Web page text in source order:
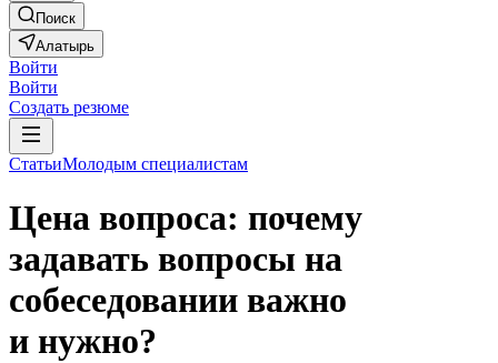
Поиск
Алатырь
Войти
Войти
Создать резюме
СтатьиМолодым специалистам
Цена вопроса: почему
задавать вопросы на
собеседовании важно
и нужно?